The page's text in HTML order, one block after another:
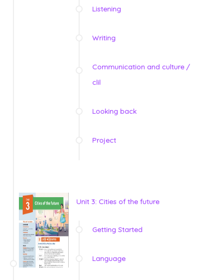
Listening
Writing
Communication and culture /
clil
Looking back
Project
Unit 3: Cities of the future
Getting Started
Language